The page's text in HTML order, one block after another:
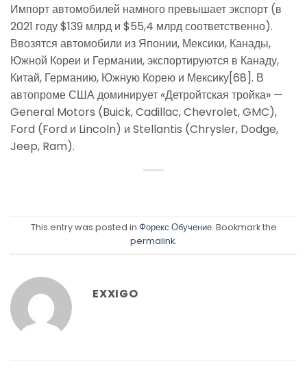
Импорт автомобилей намного превышает экспорт (в
2021 году $139 млрд и $55,4 млрд соответственно).
Ввозятся автомобили из Японии, Мексики, Канады,
Южной Кореи и Германии, экспортируются в Канаду,
Китай, Германию, Южную Корею и Мексику[68]. В
автопроме США доминирует «Детройтская тройка» —
General Motors (Buick, Cadillac, Chevrolet, GMC),
Ford (Ford и Lincoln) и Stellantis (Chrysler, Dodge,
Jeep, Ram).
This entry was posted in Форекс Обучение. Bookmark the
permalink.
EXXIGO